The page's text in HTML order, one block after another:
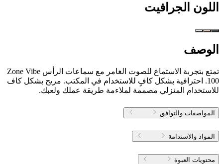
اللون الجرافيت
الوصف
تمتع بتجربة الاستماع للصوت الغامر مع سماعات الرأس Zone Vibe
100. احترافية بشكل كافٍ للاستخدام في المكتب. مريح بشكل كاف
للاستخدام المنزلي مصممة لملاءمة طريقة عملك ولعبك.
المواصفات والتوافق
المواد والاستدامة
محتويات العبوة